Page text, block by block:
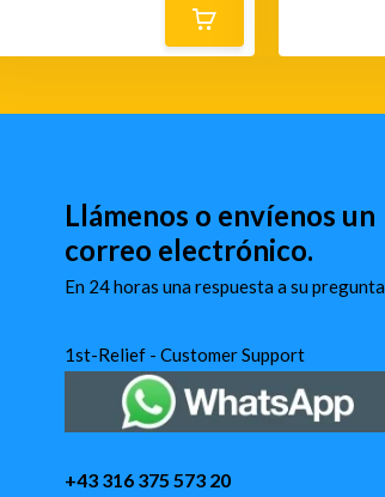
Llámenos o envíenos un
correo electrónico.
En 24 horas una respuesta a su pregunta
1st-Relief - Customer Support
+43 316 375 573 20